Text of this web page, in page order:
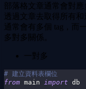
部落格文章通常會對
透過文章去取得所有
通常會有多個 tag，而
多對多關係。
一對多
# 建立資料表欄位
from main import db